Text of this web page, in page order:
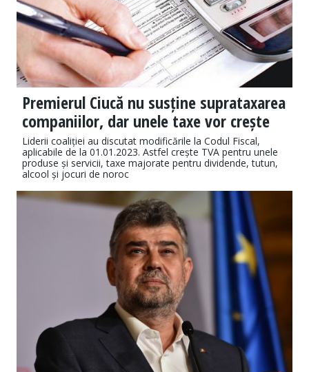
Premierul Ciucă nu susține suprataxarea
companiilor, dar unele taxe vor crește
Liderii coaliției au discutat modificările la Codul Fiscal,
aplicabile de la 01.01.2023. Astfel crește TVA pentru unele
produse și servicii, taxe majorate pentru dividende, tutun,
alcool și jocuri de noroc